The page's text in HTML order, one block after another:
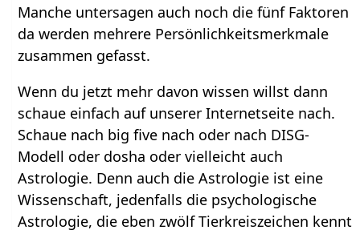
Manche untersagen auch noch die fünf Faktoren
da werden mehrere Persönlichkeitsmerkmale
zusammen gefasst.
Wenn du jetzt mehr davon wissen willst dann
schaue einfach auf unserer Internetseite nach.
Schaue nach big five nach oder nach DISG-
Modell oder dosha oder vielleicht auch
Astrologie. Denn auch die Astrologie ist eine
Wissenschaft, jedenfalls die psychologische
Astrologie, die eben zwölf Tierkreiszeichen kennt